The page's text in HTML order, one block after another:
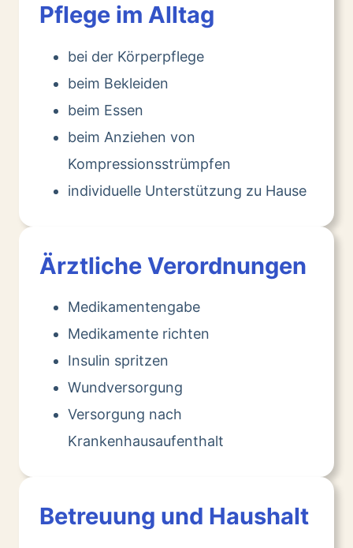
Pflege im Alltag
bei der Körperpflege
beim Bekleiden
beim Essen
beim Anziehen von
Kompressionsstrümpfen
individuelle Unterstützung zu Hause
Ärztliche Verordnungen
Medikamentengabe
Medikamente richten
Insulin spritzen
Wundversorgung
Versorgung nach
Krankenhausaufenthalt
Betreuung und Haushalt